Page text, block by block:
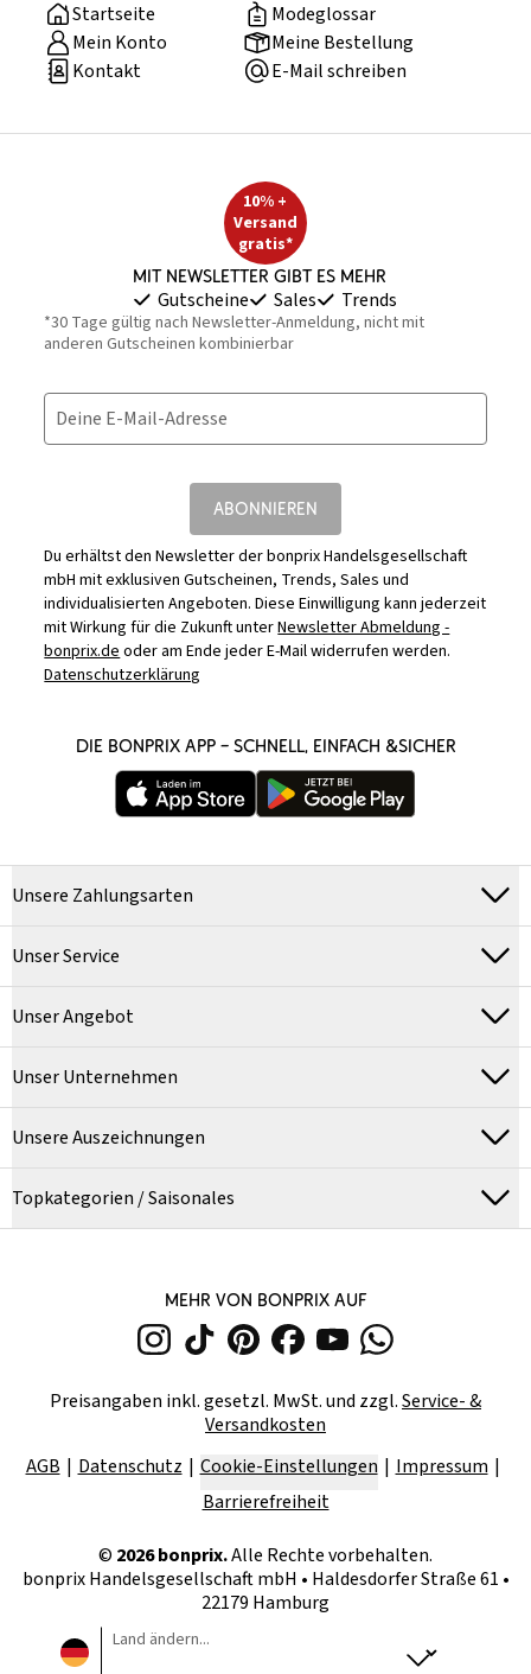
Startseite
Modeglossar
Mein Konto
Meine Bestellung
Kontakt
E-Mail schreiben
10% +
Versand
gratis*
Mit Newsletter gibt es mehr
Gutscheine Sales Trends
*30 Tage gültig nach Newsletter-Anmeldung, nicht mit
anderen Gutscheinen kombinierbar
Deine E-Mail-Adresse
ABONNIEREN
Du erhältst den Newsletter der bonprix Handelsgesellschaft
mbH mit exklusiven Gutscheinen, Trends, Sales und
individualisierten Angeboten. Diese Einwilligung kann jederzeit
mit Wirkung für die Zukunft unterNewsletter Abmeldung -
bonprix.deoder am Ende jeder E-Mail widerrufen werden.
Datenschutzerklärung
DIE BONPRIX APP – SCHNELL, EINFACH &SICHER
Unsere Zahlungsarten
Unser Service
Unser Angebot
Unser Unternehmen
Unsere Auszeichnungen
Topkategorien / Saisonales
MEHR VON BONPRIX AUF
Preisangaben inkl. gesetzl. MwSt. und zzgl.Service- &
Versandkosten
AGB
Datenschutz Cookie-Einstellungen
Impressum
Barrierefreiheit
© 2026bonprix.Alle Rechte vorbehalten.
bonprix Handelsgesellschaft mbH • Haldesdorfer Straße 61 •
22179 Hamburg
Land ändern...